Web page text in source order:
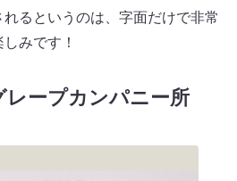
るというのは、字面だけで非常
みです！
レープカンパニー所